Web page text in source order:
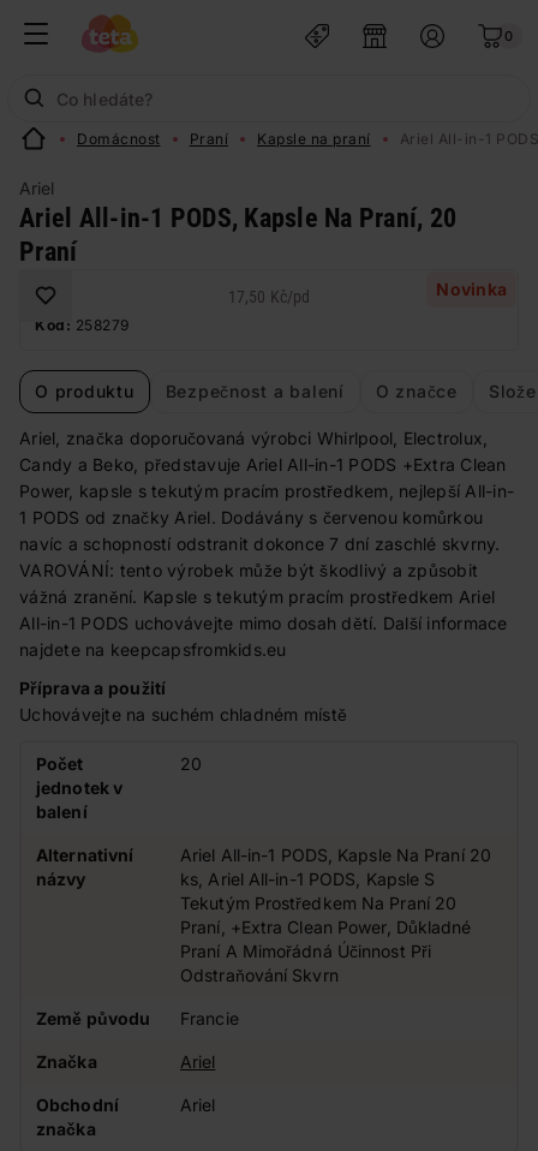
0
Domácnost Praní Kapsle na praní Ariel All-in-1
Ariel
Ariel All-in-1 PODS, Kapsle Na Praní, 20
Praní
Novinka
17,50 Kč/pd
Kód: 258279
O produktu Bezpečnost a balení O značce
Ariel, značka doporučovaná výrobci Whirlpool, Electrolux,
Candy a Beko, představuje Ariel All-in-1 PODS +Extra Clean
Power, kapsle s tekutým pracím prostředkem, nejlepší All-in-
1 PODS od značky Ariel. Dodávány s červenou komůrkou
navíc a schopností odstranit dokonce 7 dní zaschlé skvrny.
VAROVÁNÍ: tento výrobek může být škodlivý a způsobit
vážná zranění. Kapsle s tekutým pracím prostředkem Ariel
All-in-1 PODS uchovávejte mimo dosah dětí. Další informace
najdete na keepcapsfromkids.eu
Příprava a použití
Uchovávejte na suchém chladném místě
Počet
jednotek v
balení
20
Alternativní
názvy
Ariel All-in-1 PODS, Kapsle Na Praní 20
ks, Ariel All-in-1 PODS, Kapsle S
Tekutým Prostředkem Na Praní 20
Praní, +Extra Clean Power, Důkladné
Praní A Mimořádná Účinnost Při
Odstraňování Skvrn
Země původu Francie
Značka Ariel
Obchodní
značka
Ariel